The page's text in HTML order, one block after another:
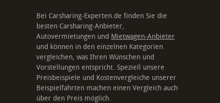
Bei Carsharing-Experten.de finden Sie die
besten Carsharing-Anbieter,
Autovermietungen und Mietwagen-Anbieter
und können in den einzelnen Kategorien
vergleichen, was Ihren Wünschen und
Vorstellungen entspricht. Speziell unsere
Preisbeispiele und Kostenvergleiche unserer
Beispielfahrten machen einen Vergleich auch
über den Preis möglich.